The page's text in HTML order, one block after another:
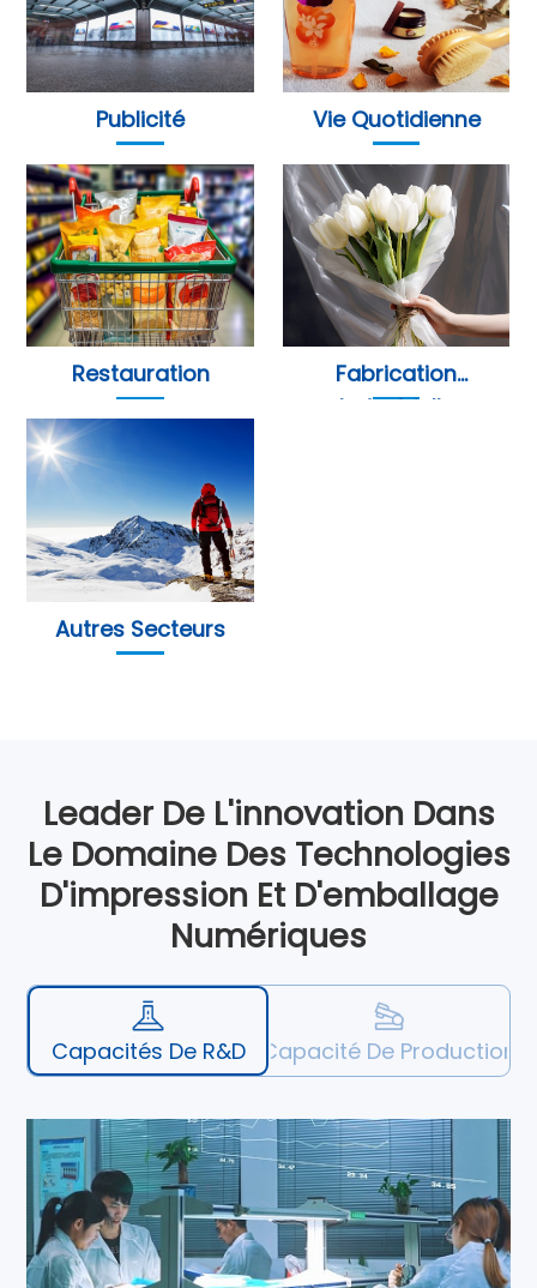
Publicité Vie Quotidienne
Restauration
Fabrication
Industrielle
Autres Secteurs
Leader De L'innovation Dans
Le Domaine Des Technologies
D'impression Et D'emballage
Numériques
Capacités De R&D Capacité De Production